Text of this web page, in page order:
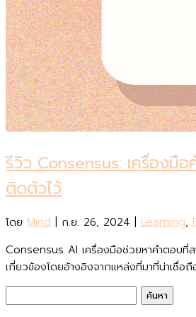
รีวิว Consensus: เครื่องมื
ติดตัวไว้
โดย Mind ก.ย. 26, 2024 Learning,
Consensus AI เครื่องมือช่วยหาคำตอบที่
เกี่ยวข้องโดยอ้างอิงจากแหล่งที่มาที่น่าเชื่อถื